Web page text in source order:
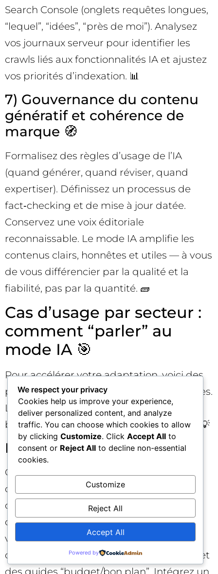
Search Console (onglets requêtes longues,
“lequel”, “idées”, “près de moi”). Analysez
vos journaux serveur pour identifier les
crawls liés aux fonctionnalités IA et ajustez
vos priorités d’indexation. 📊
7) Gouvernance du contenu
génératif et cohérence de
marque 🧭
Formalisez des règles d’usage de l’IA
(quand générer, quand réviser, quand
expertiser). Définissez un processus de
fact‑checking et de mise à jour datée.
Conservez une voix éditoriale
reconnaissable. Le mode IA amplifie les
contenus clairs, honnêtes et utiles — à vous
de vous différencier par la qualité et la
fiabilité, pas par la quantité. 🧱
Cas d’usage par secteur :
comment “parler” au
mode IA 🎯
Pour accélérer votre adaptation, voici des
pistes concrètes selon différents domaines.
L’objectif : répondre comme le ferait un
bon assistant, en anticipant les relances. 💡
E‑commerce et retail 🛍️
Créez des pages “Comment choisir” par
catégorie (critères, profils, scénarios), des
comparatifs texte‑riches (X vs Y, tableaux
descriptifs), des modules de “stock et
variantes” structurés, des photos
comparatives (tailles, couleurs, textures), et
des guides “budget/bon plan”. Intégrez un
We respect your privacy
Cookies help us improve your experience,
deliver personalized content, and analyze
traffic. You can choose which cookies to allow
by clicking Customize. Click Accept All to
consent or Reject All to decline non-essential
cookies.
Customize
Reject All
Accept All
Powered by